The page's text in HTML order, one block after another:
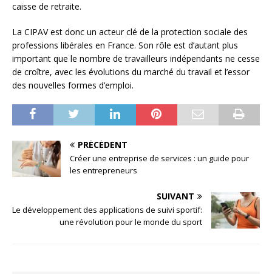
caisse de retraite.
La CIPAV est donc un acteur clé de la protection sociale des
professions libérales en France. Son rôle est d’autant plus
important que le nombre de travailleurs indépendants ne cesse
de croître, avec les évolutions du marché du travail et l’essor
des nouvelles formes d’emploi.
PRÉCÉDENT
Créer une entreprise de services : un guide pour
les entrepreneurs
SUIVANT
Le développement des applications de suivi sportif:
une révolution pour le monde du sport